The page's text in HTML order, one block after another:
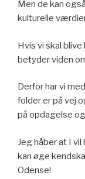
Men de kan
kulturelle
Hvis vi skal
betyder viden
Derfor har vi
folder er på vej
på opdagelse
Jeg håber at I
kan øge
Odense!